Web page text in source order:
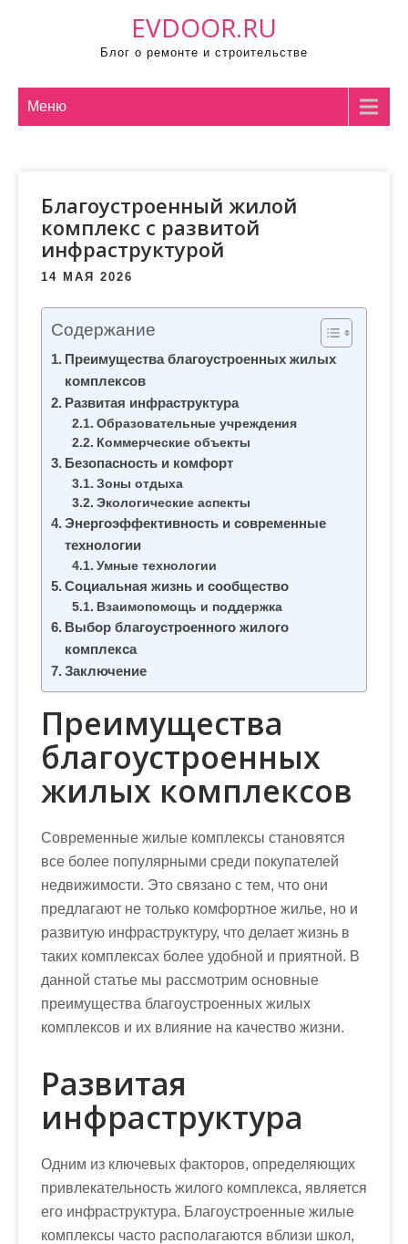
EVDOOR.RU
Блог о ремонте и строительстве
Меню
Благоустроенный жилой
комплекс с развитой
инфраструктурой
14 МАЯ 2026
Содержание
Преимущества благоустроенных жилых
комплексов
Развитая инфраструктура
Образовательные учреждения
Коммерческие объекты
Безопасность и комфорт
Зоны отдыха
Экологические аспекты
Энергоэффективность и современные
технологии
Умные технологии
Социальная жизнь и сообщество
Взаимопомощь и поддержка
Выбор благоустроенного жилого
комплекса
Заключение
Преимущества
благоустроенных
жилых комплексов
Современные жилые комплексы становятся
все более популярными среди покупателей
недвижимости. Это связано с тем, что они
предлагают не только комфортное жилье, но и
развитую инфраструктуру, что делает жизнь в
таких комплексах более удобной и приятной. В
данной статье мы рассмотрим основные
преимущества благоустроенных жилых
комплексов и их влияние на качество жизни.
Развитая
инфраструктура
Одним из ключевых факторов, определяющих
привлекательность жилого комплекса, является
его инфраструктура. Благоустроенные жилые
комплексы часто располагаются вблизи школ,